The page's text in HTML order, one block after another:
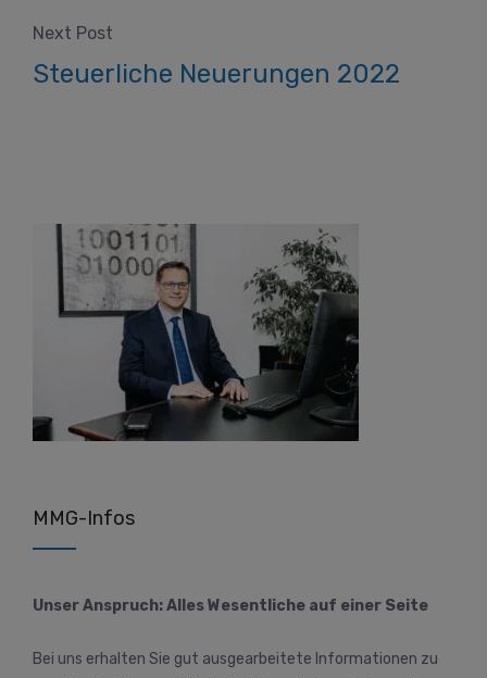
Next Post
Steuerliche Neuerungen 2022
MMG-Infos
Unser Anspruch: Alles Wesentliche auf einer Seite
Bei uns erhalten Sie gut ausgearbeitete Informationen zu